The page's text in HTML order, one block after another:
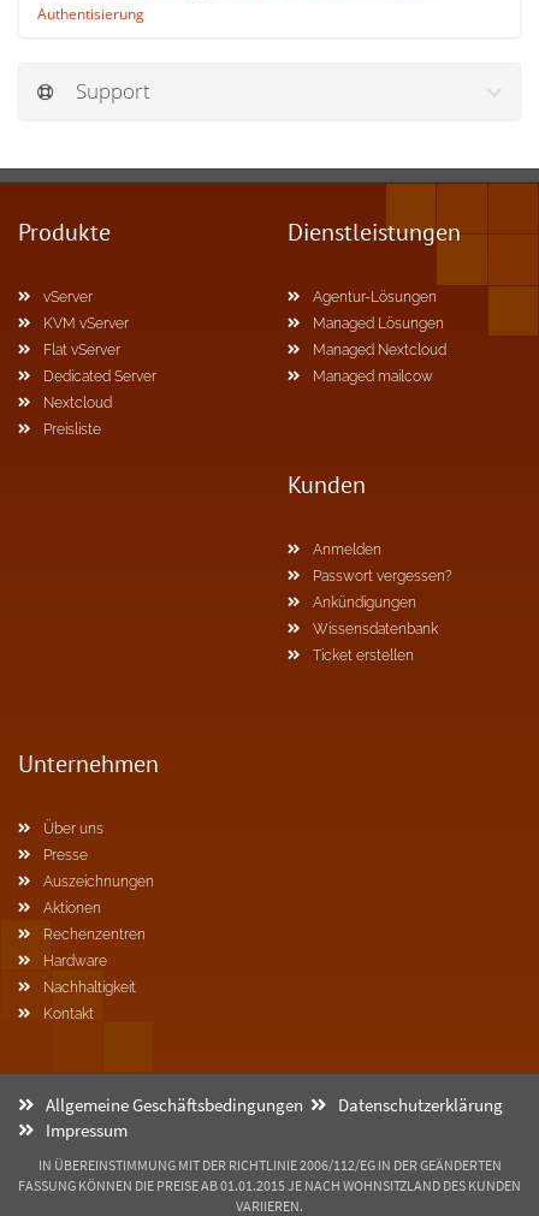
Authentisierung
Support
Produkte
vServer
KVM vServer
Flat vServer
Dedicated Server
Nextcloud
Preisliste
Dienstleistungen
Agentur-Lösungen
Managed Lösungen
Managed Nextcloud
Managed mailcow
Kunden
Anmelden
Passwort vergessen?
Ankündigungen
Wissensdatenbank
Ticket erstellen
Unternehmen
Über uns
Presse
Auszeichnungen
Aktionen
Rechenzentren
Hardware
Nachhaltigkeit
Kontakt
Allgemeine Geschäftsbedingungen
Datenschutzerklärung
Impressum
IN ÜBEREINSTIMMUNG MIT DER RICHTLINIE 2006/112/EG IN DER GEÄNDERTEN
FASSUNG KÖNNEN DIE PREISE AB 01.01.2015 JE NACH WOHNSITZLAND DES KUNDEN
VARIIEREN.